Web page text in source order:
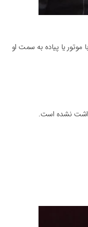
موتور یا پیاده به سمت او
نشده است.